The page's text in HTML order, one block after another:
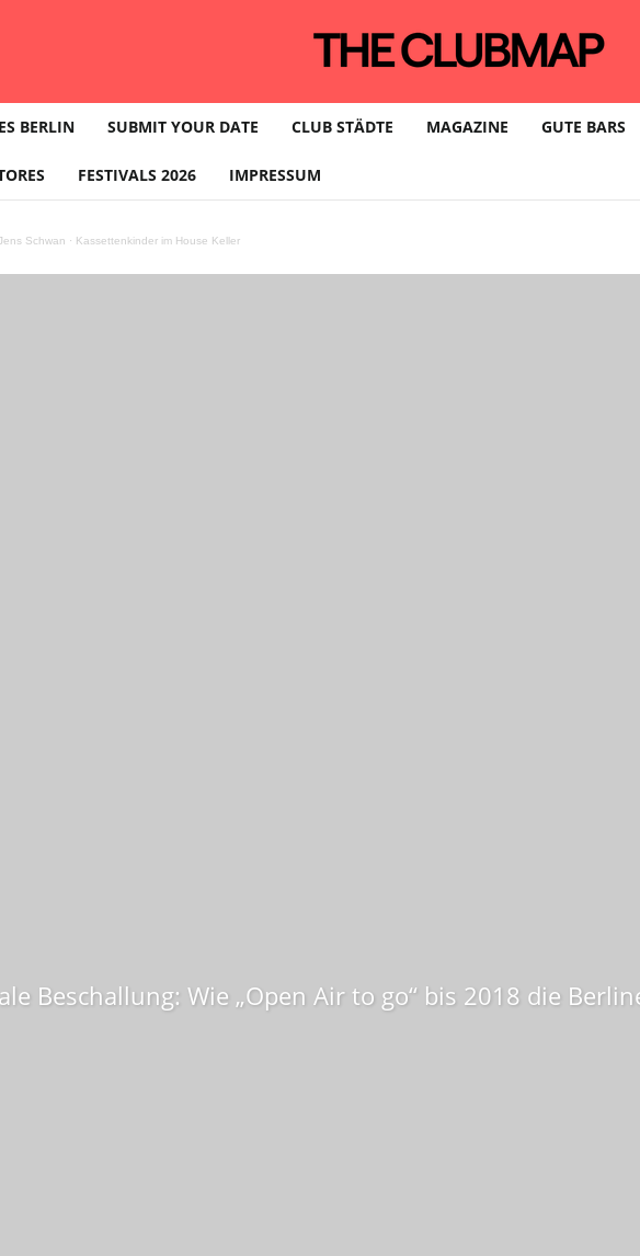
BERLIN SUBMIT YOUR DATE CLUB STÄDTE MAGAZINE GUTE BARS
FESTIVALS 2026 IMPRESSUM
Schwan · Kassettenkinder im House Keller
Beschallung: Wie „Open Air to go“ bis 2018 die